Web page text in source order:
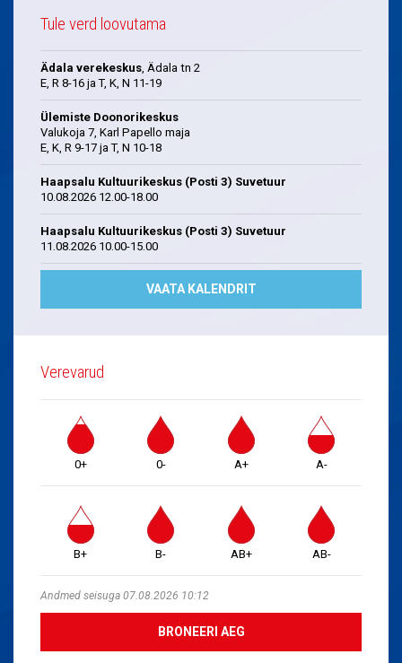
Tule verd loovutama
Ädala verekeskus, Ädala tn 2
E, R 8-16 ja T, K, N 11-19
Ülemiste Doonorikeskus
Valukoja 7, Karl Papello maja
E, K, R 9-17 ja T, N 10-18
Haapsalu Kultuurikeskus (Posti 3) Suvetuur
10.08.2026 12.00-18.00
Haapsalu Kultuurikeskus (Posti 3) Suvetuur
11.08.2026 10.00-15.00
VAATA KALENDRIT
Verevarud
0+ 0- A+ A-
B+ B- AB+ AB-
Andmed seisuga 07.08.2026 10:12
BRONEERI AEG